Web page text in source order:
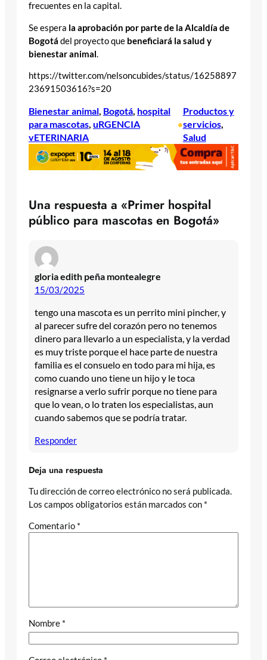
frecuentes en la capital.
Se espera la aprobación por parte de la Alcaldía de
Bogotá del proyecto que beneficiará la salud y
bienestar animal.
https://twitter.com/nelsoncubides/status/16258897
23691503616?s=20
Bienestar animal, Bogotá, hospital
para mascotas, uRGENCIA
vETERINARIA
•
Productos y
servicios
Salud
Una respuesta a «Primer hospital
público para mascotas en Bogotá»
gloria edith peña montealegre
15/03/2025
tengo una mascota es un perrito mini pincher, y
al parecer sufre del corazón pero no tenemos
dinero para llevarlo a un especialista, y la verdad
es muy triste porque el hace parte de nuestra
familia es el consuelo en todo para mi hija, es
como cuando uno tiene un hijo y le toca
resignarse a verlo sufrir porque no tiene para
que lo vean, o lo traten los especialistas, aun
cuando sabemos que se podría tratar.
Responder
Deja una respuesta
Tu dirección de correo electrónico no será publicada.
Los campos obligatorios están marcados con *
Comentario *
Nombre *